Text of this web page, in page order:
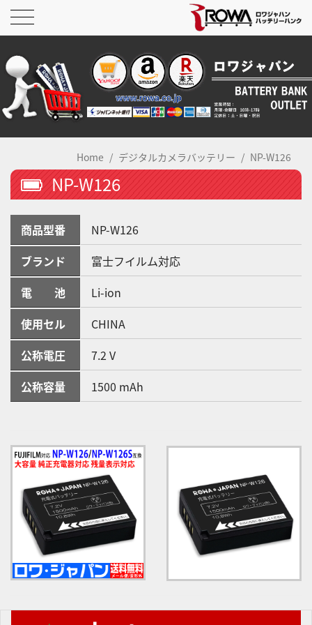
Home デジタルカメラバッテリー NP-W126
NP-W126
商品型番
NP-W126
ブランド
富士フイルム対応
電 池
Li-ion
使用セル
CHINA
公称電圧
7.2 V
公称容量
1500 mAh